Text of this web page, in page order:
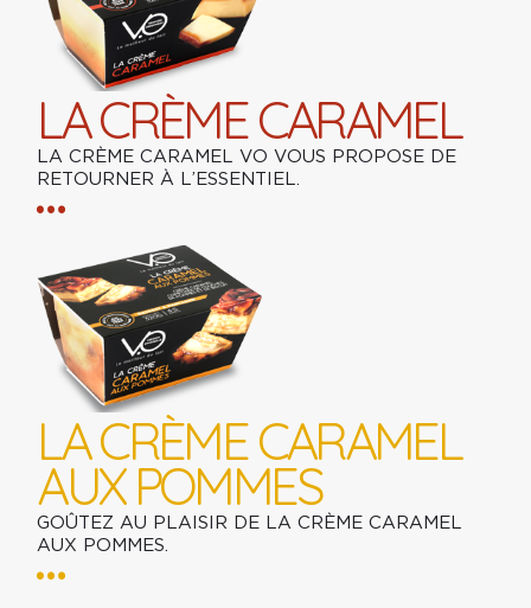
LA CRÈME CARAMEL
LA CRÈME CARAMEL VO VOUS PROPOSE DE
RETOURNER À L’ESSENTIEL.
LA CRÈME CARAMEL
AUX POMMES
GOÛTEZ AU PLAISIR DE LA CRÈME CARAMEL
AUX POMMES.